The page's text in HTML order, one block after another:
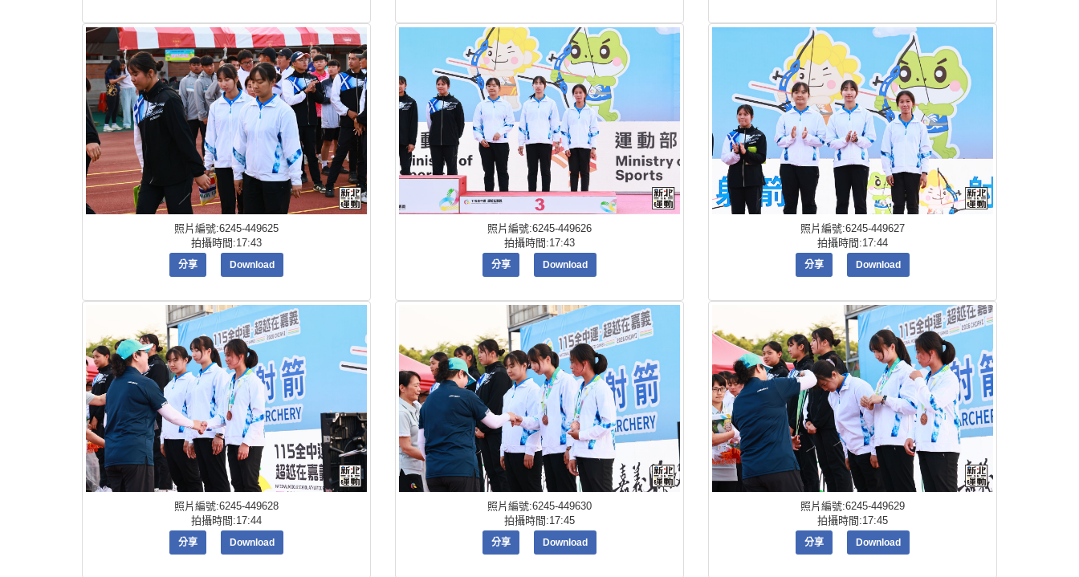
照片編號:6245-449625
拍攝時間:17:43
分享 Download
照片編號:6245-449626
拍攝時間:17:43
分享 Download
照片編號:6245-449627
拍攝時間:17:44
分享 Download
照片編號:6245-449628
拍攝時間:17:44
分享 Download
照片編號:6245-449630
拍攝時間:17:45
分享 Download
照片編號:6245-449629
拍攝時間:17:45
分享 Download